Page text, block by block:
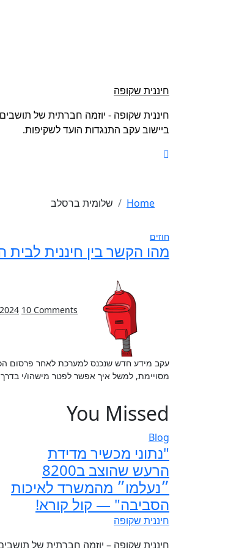
חיננית שקופה
חיננית שקופה - יוזמה חברתית של
ביישוב עקב התנגדות הועד לשקיפות.
Home שלומית ברסלב
חוזים
מהו הקשר בין חיננית
10 Comments
עקב מידע חדש שנכנס למערכת לאחר פרסום הכתבה על "חוזים באפלה 2" עלו שאלות רבות על איך דברים יכלו להעשות בצורה
מסויימת, למשל איך אפשר לפטר מישהו/י
You Missed
Blog
"נתוני מכשיר מדידת
הרעש שהוצב ב8200
״נעלמו״ מהמשרד לאיכות
הסביבה" — קול קורא!
חיננית שקופה
חיננית שקופה – יוזמה חברתית של